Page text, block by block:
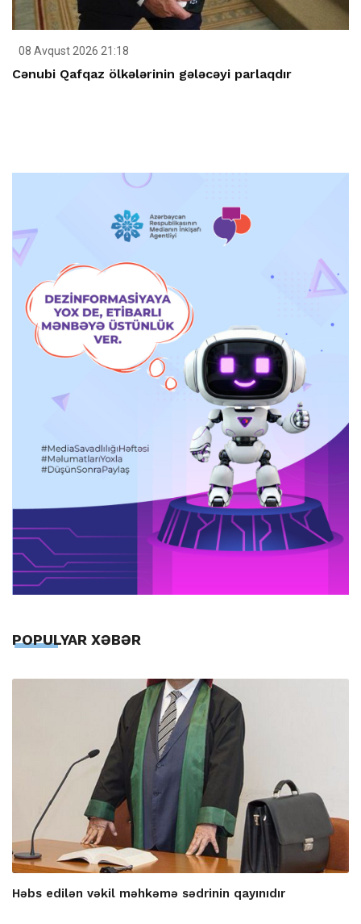
08 Avqust 2026 21:18
Cənubi Qafqaz ölkələrinin gələcəyi parlaqdır
POPULYAR XƏBƏR
Həbs edilən vəkil məhkəmə sədrinin qayınıdır